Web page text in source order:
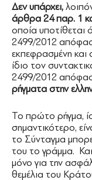
Δεν υπάρχει,
άρθρα 24 παρ. 1
οποία υποτίθεται
2499/2012
εκπεφρασμένη και
ίδιο τον
2499/2012
ρήγματα στην
Το πρώτο ρήγμα,
σημαντικότερο,
το Σύνταγμα
του το γράμμα. Και
μόνο για την
θεμέλια του